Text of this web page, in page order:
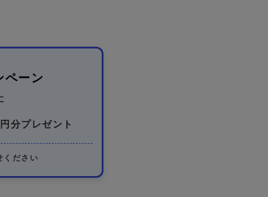
ペーン
円分プレゼント
ください